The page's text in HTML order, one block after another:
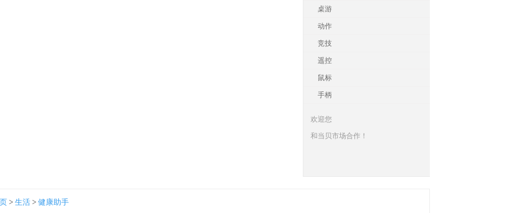
桌游
动作
竞技
遥控
鼠标
手柄
欢迎您
和当贝市场合作！
> 生活 > 健康助手